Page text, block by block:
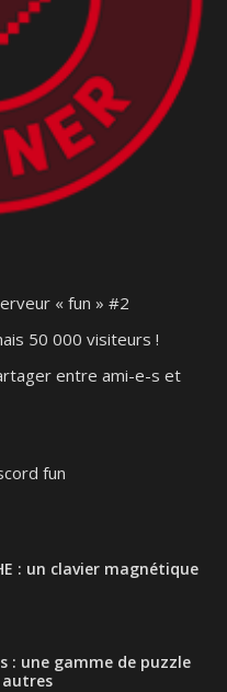
« fun » #2
50 000 visiteurs !
entre ami-e-s et
fun
: un clavier magnétique
: une gamme de puzzle
autres